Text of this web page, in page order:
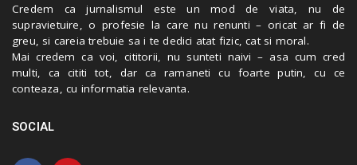
Credem ca jurnalismul este un mod de viata, nu de
supravietuire, o profesie la care nu renunti – oricat ar fi de
greu, si careia trebuie sa i te dedici atat fizic, cat si moral.
Mai credem ca voi, cititorii, nu sunteti naivi – asa cum cred
multi, ca cititi tot, dar ca ramaneti cu foarte putin, cu ce
conteaza, cu informatia relevanta.
SOCIAL